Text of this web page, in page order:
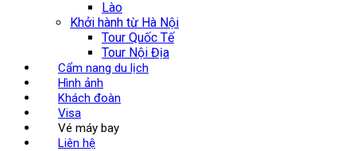
Lào
Khởi hành từ Hà Nội
Tour Quốc Tế
Tour Nội Địa
Cẩm nang du lịch
Hình ảnh
Khách đoàn
Visa
Vé máy bay
Liên hệ